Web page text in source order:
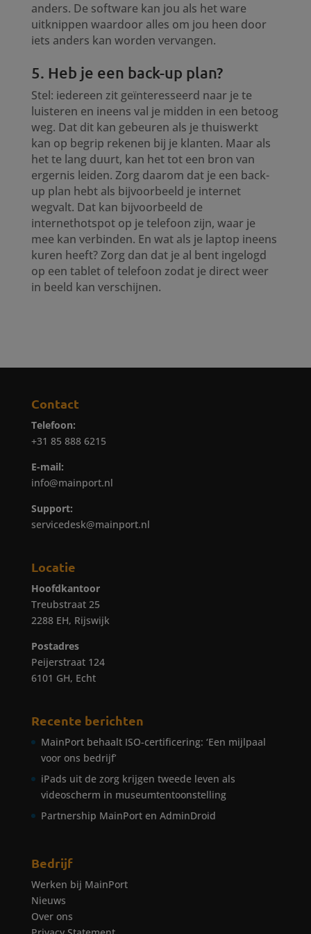
anders. De software kan jou als het ware
uitknippen waardoor alles om jou heen door
iets anders kan worden vervangen.
5. Heb je een back-up plan?
Stel: iedereen zit geïnteresseerd naar je te
luisteren en ineens val je midden in een betoog
weg. Dat dit kan gebeuren als je thuiswerkt
kan op begrip rekenen bij je klanten. Maar als
het te lang duurt, kan het tot een bron van
ergernis leiden. Zorg daarom dat je een back-
up plan hebt als bijvoorbeeld je internet
wegvalt. Dat kan bijvoorbeeld de
internethotspot op je telefoon zijn, waar je
mee kan verbinden. En wat als je laptop ineens
kuren heeft? Zorg dan dat je al bent ingelogd
op een tablet of telefoon zodat je direct weer
in beeld kan verschijnen.
Contact
Telefoon:
+31 85 888 6215
E-mail:
info@mainport.nl
Support:
servicedesk@mainport.nl
Locatie
Hoofdkantoor
Treubstraat 25
2288 EH, Rijswijk
Postadres
Peijerstraat 124
6101 GH, Echt
Recente berichten
MainPort behaalt ISO-certificering: ‘Een mijlpaal
voor ons bedrijf’
iPads uit de zorg krijgen tweede leven als
videoscherm in museumtentoonstelling
Partnership MainPort en AdminDroid
Bedrijf
Werken bij MainPort
Nieuws
Over ons